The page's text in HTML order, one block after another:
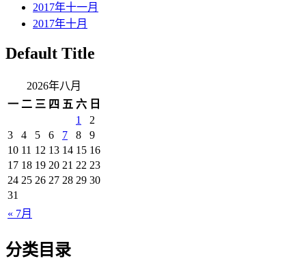
2017年十一月
2017年十月
Default Title
2026年八月
一 二 三 四 五 六 日
« 7月
1
2
3
4 5 6 7 8
9
10 11 12 13 14 15 16
17 18 19 20 21 22 23
24 25 26 27 28 29 30
31
分类目录